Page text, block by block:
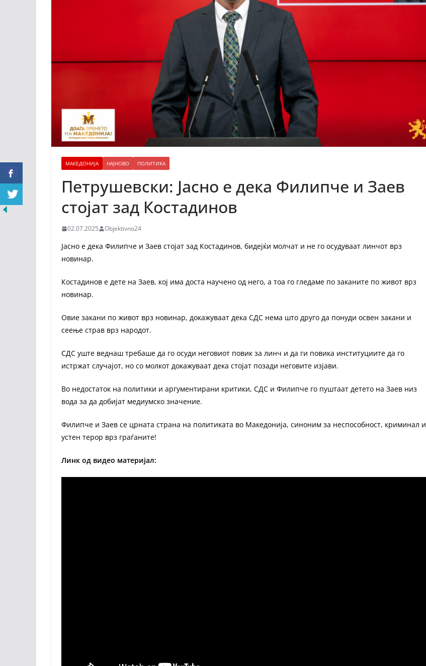
МАКЕДОНИЈА НАЈНОВО ПОЛИТИКА
Петрушевски: Јасно е дека Филипче и Заев
стојат зад Костадинов
02.07.2025 Objektivno24
Јасно е дека Филипче и Заев стојат зад Костадинов, бидејќи молчат и не го осудуваат линчот врз
новинар.
Костадинов е дете на Заев, кој има доста научено од него, а тоа го гледаме по заканите по живот врз
новинар.
Овие закани по живот врз новинар, докажуваат дека СДС нема што друго да понуди освен закани и
сеење страв врз народот.
СДС уште веднаш требаше да го осуди неговиот повик за линч и да ги повика институциите да го
истржат случајот, но со молкот докажуваат дека стојат позади неговите изјави.
Во недостаток на политики и аргументирани критики, СДС и Филипче го пуштаат детето на Заев низ
вода за да добијат медиумско значение.
Филипче и Заев се црната страна на политиката во Македонија, синоним за неспособност, криминал и
устен терор врз граѓаните!
Линк од видео материјал: